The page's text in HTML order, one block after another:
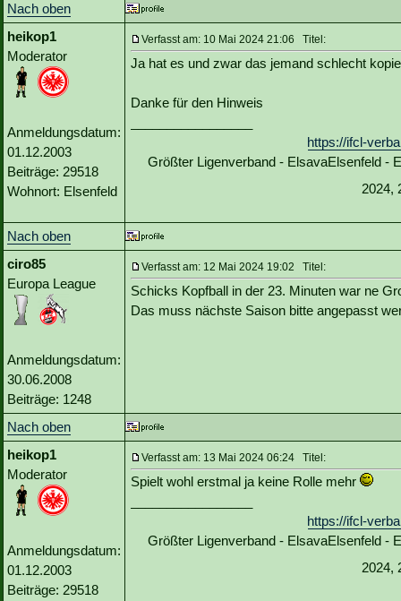
Nach oben
heikop1
Moderator
Anmeldungsdatum:
01.12.2003
Beiträge: 29518
Wohnort: Elsenfeld
Verfasst am: 10 Mai 2024 21:06 Titel:
Ja hat es und zwar das jemand schlecht
Danke für den Hinweis
https://ifcl-
Größter Ligenverband - ElsavaElsenfeld -
2024,
Nach oben
ciro85
Europa League
Anmeldungsdatum:
30.06.2008
Beiträge: 1248
Verfasst am: 12 Mai 2024 19:02 Titel:
Schicks Kopfball in der 23. Minuten war ne
Das muss nächste Saison bitte angepasst
Nach oben
heikop1
Moderator
Anmeldungsdatum:
01.12.2003
Beiträge: 29518
Verfasst am: 13 Mai 2024 06:24 Titel:
Spielt wohl erstmal ja keine Rolle mehr
https://ifcl-
Größter Ligenverband - ElsavaElsenfeld -
2024,